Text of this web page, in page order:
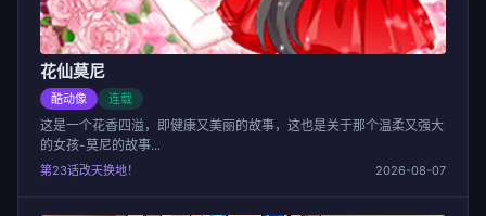
花仙莫尼
酷动像 连载
这是一个花香四溢，即健康又美丽的故事，这也是关于那个温柔又强大
的女孩-莫尼的故事...
第23话改天换地！ 2026-08-07